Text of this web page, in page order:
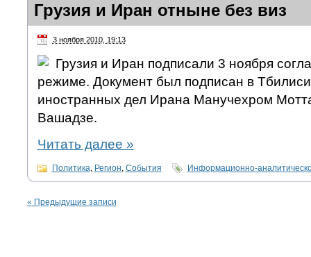
Грузия и Иран отныне без виз
3 ноября 2010, 19:13
Грузия и Иран подписали 3 ноября
режиме. Документ был подписан в
иностранных дел Ирана Манучехром
Вашадзе.
Читать далее »
Политика, Регион, События Информационно-
« Предыдущие записи